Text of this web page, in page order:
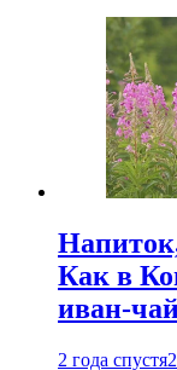
Как в
иван-
2 года спустя